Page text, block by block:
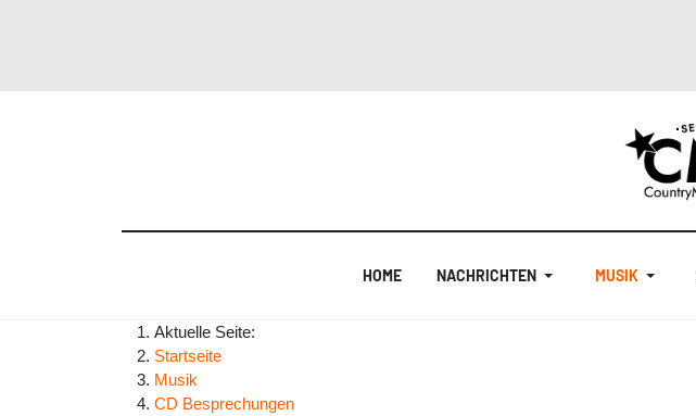
HOME NACHRICHTEN MUSIK
Aktuelle Seite:
Startseite
Musik
CD Besprechungen